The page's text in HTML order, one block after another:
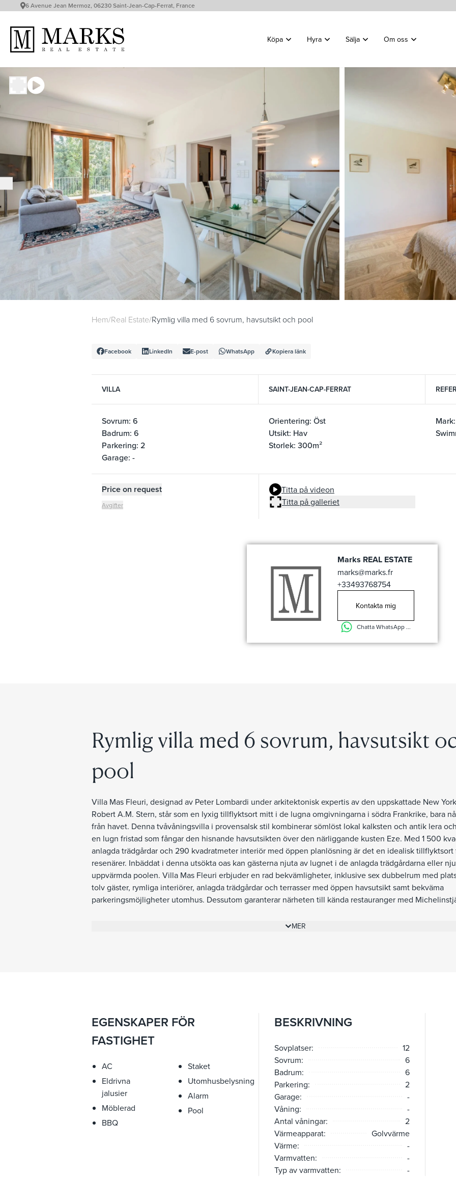
6 Avenue Jean Mermoz, 06230 Saint-Jean-Cap-Ferrat, France
Köpa Hyra Sälja Om oss
Hem/Real Estate/Rymlig villa med 6 sovrum, havsutsikt och pool
Facebook LinkedIn E-post WhatsApp Kopiera länk
VILLA SAINT-JEAN-CAP-FERRAT
Sovrum: 6
Badrum: 6
Parkering: 2
Garage: -
Orientering: Öst
Utsikt: Hav
Storlek: 300m²
Price on request
Avgifter
Titta på videon
Titta på galleriet
Marks REAL ESTATE
marks@marks.fr
+33493768754
Kontakta mig
Chatta WhatsApp ...
Rymlig villa med 6 sovrum, havsutsikt
pool
Villa Mas Fleuri, designad av Peter Lombardi under arkitektonisk expertis av den uppskattade New
Robert A.M. Stern, står som en lyxig tillflyktsort mitt i de lugna omgivningarna i södra Frankrike, bara
från havet. Denna tvåvåningsvilla i provensalsk stil kombinerar sömlöst lokal kalksten och antik lera
en lugn fristad som fångar den hisnande havsutsikten över den närliggande kusten Eze. Med 1 500
anlagda trädgårdar och 290 kvadratmeter interiör med öppen planlösning är det en idealisk tillflyktsort
resenärer. Inbäddat i denna utsökta oas kan gästerna njuta av lugnet i de anlagda trädgårdarna eller
uppvärmda poolen. Villa Mas Fleuri erbjuder en rad bekvämligheter, inklusive sex dubbelrum med
tolv gäster, rymliga interiörer, anlagda trädgårdar och terrasser med öppen havsutsikt samt bekväma
parkeringsmöjligheter utomhus. Dessutom garanterar närheten till kända restauranger med
hamnen, en oförglömlig upplevelse som berikas av regionens kulturella och kulinariska läckerheter.
MER
EGENSKAPER FÖR
FASTIGHET
AC
Eldrivna
jalusier
Möblerad
BBQ
Staket
Utomhusbelysning
Alarm
Pool
BESKRIVNING
Sovplatser:
12
Sovrum:
6
Badrum:
6
Parkering:
2
Garage:
-
Våning:
-
Antal våningar:
2
Värmeapparat:
Golvvärme
Värme:
-
Varmvatten:
-
Typ av varmvatten:
-